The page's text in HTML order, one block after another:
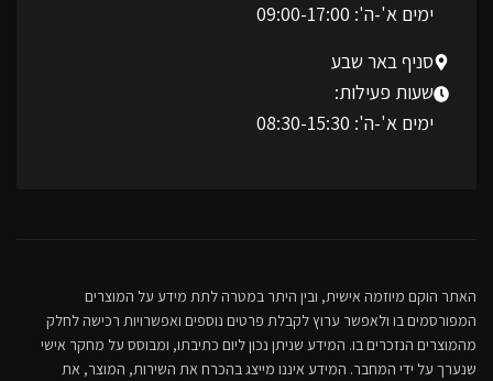
ימים א'-ה': 09:00-17:00
סניף באר שבע
שעות פעילות:
ימים א'-ה': 08:30-15:30
האתר הוקם מיוזמה אישית, ובין היתר במטרה לתת מידע על המוצרים
המפורסמים בו ולאפשר ערוץ לקבלת פרטים נוספים ואפשרויות רכישה לחלק
מהמוצרים הנזכרים בו. המידע שניתן נכון ליום כתיבתו, ומבוסס על מחקר אישי
שנערך על ידי המחבר. המידע איננו מייצג בהכרח את השירות, המוצר, את